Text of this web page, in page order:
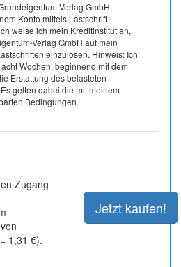
Verlag GmbH,
Konto mittels Lastschrift
weise ich mein Kreditinstitut an,
Verlag GmbH auf mein
einzulösen. Hinweis: Ich
Wochen, beginnend mit dem
Erstattung des belasteten
gelten dabei die mit meinem
Bedingungen.
Zugang
1,31 €).